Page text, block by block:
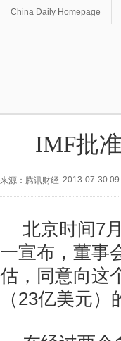
China Daily Homepage
IMF批
来源：腾讯财经 2013-07-30
北京时间7
一宣布，董事
估，同意向这
（23亿美元）